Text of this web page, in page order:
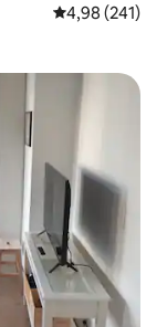
Vlerësimi
4,98 (241)